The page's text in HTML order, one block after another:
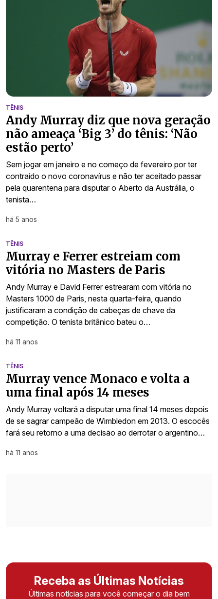
TÊNIS
Andy Murray diz que nova geração
não ameaça ‘Big 3’ do tênis: ‘Não
estão perto’
Sem jogar em janeiro e no começo de fevereiro por ter
contraído o novo coronavírus e não ter aceitado passar
pela quarentena para disputar o Aberto da Austrália, o
tenista…
há 5 anos
TÊNIS
Murray e Ferrer estreiam com
vitória no Masters de Paris
Andy Murray e David Ferrer estrearam com vitória no
Masters 1000 de Paris, nesta quarta-feira, quando
justificaram a condição de cabeças de chave da
competição. O tenista britânico bateu o…
há 11 anos
TÊNIS
Murray vence Monaco e volta a
uma final após 14 meses
Andy Murray voltará a disputar uma final 14 meses depois
de se sagrar campeão de Wimbledon em 2013. O escocês
fará seu retorno a uma decisão ao derrotar o argentino…
há 11 anos
Receba as Últimas Notícias
Últimas notícias para você começar o dia bem